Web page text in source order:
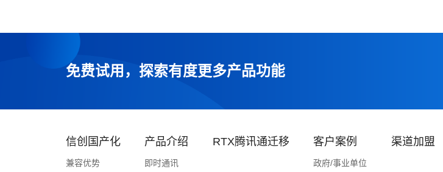
免费试用，探索有度更多产品功能
信创国产化
兼容优势
产品介绍
即时通讯
RTX腾讯通迁移 客户案例
政府/事业单位
渠道加盟